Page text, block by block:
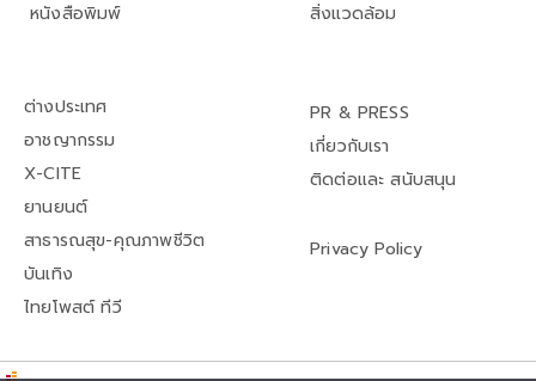
หนังสือพิมพ์
สิ่งแวดล้อม
ต่างประเทศ
อาชญากรรม
X-CITE
ยานยนต์
สาธารณสุข-คุณภาพชีวิต
บันเทิง
ไทยโพสต์ ทีวี
PR & PRESS
เกี่ยวกับเรา
ติดต่อและ สนับสนุน
Privacy Policy